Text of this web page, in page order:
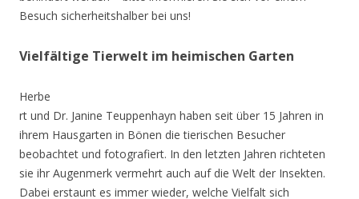
Besuch sicherheitshalber bei uns!
Vielfältige Tierwelt im heimischen Garten
Herbe
rt und Dr. Janine Teuppenhayn haben seit über 15 Jahren in
ihrem Hausgarten in Bönen die tierischen Besucher
beobachtet und fotografiert. In den letzten Jahren richteten
sie ihr Augenmerk vermehrt auch auf die Welt der Insekten.
Dabei erstaunt es immer wieder, welche Vielfalt sich